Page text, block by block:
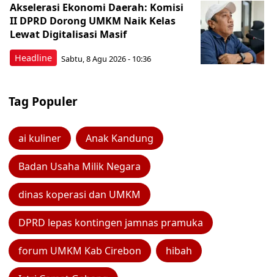
Headline
Akselerasi Ekonomi Daerah: Komisi
II DPRD Dorong UMKM Naik Kelas
Lewat Digitalisasi Masif
Sabtu, 8 Agu 2026 - 10:36
Tag Populer
ai kuliner Anak Kandung
Badan Usaha Milik Negara
dinas koperasi dan UMKM
DPRD lepas kontingen jamnas pramuka
forum UMKM Kab Cirebon hibah